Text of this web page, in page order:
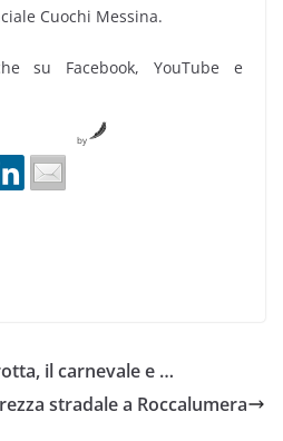
Cuochi Messina.
su Facebook, YouTube e
by
il carnevale e …
stradale a Roccalumera